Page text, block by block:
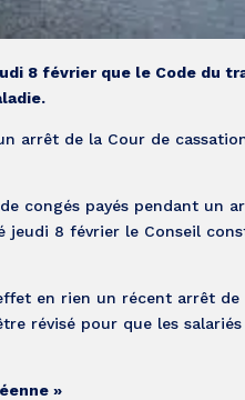
8 février que le Code du
arrêt de la Cour de
congés payés pendant un
jeudi 8 février le Conseil
en rien un récent arrêt
révisé pour que les
»